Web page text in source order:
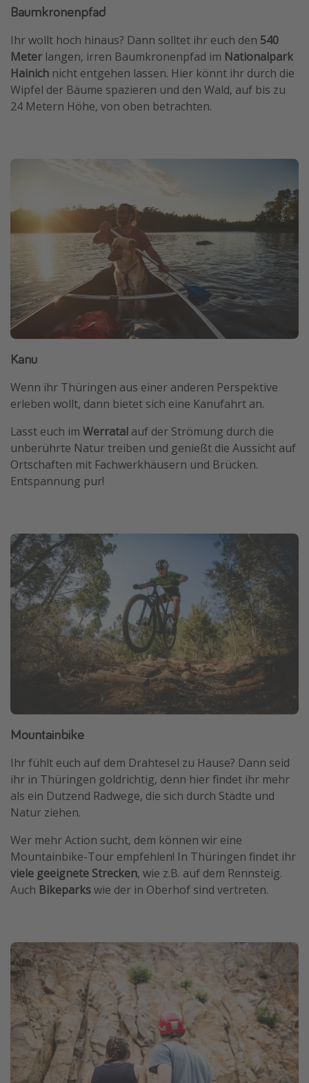
Baumkronenpfad
Ihr wollt hoch hinaus? Dann solltet ihr euch den 540
Meter langen, irren Baumkronenpfad im Nationalpark
Hainich nicht entgehen lassen. Hier könnt ihr durch die
Wipfel der Bäume spazieren und den Wald, auf bis zu
24 Metern Höhe, von oben betrachten.
Kanu
Wenn ihr Thüringen aus einer anderen Perspektive
erleben wollt, dann bietet sich eine Kanufahrt an.
Lasst euch im Werratal auf der Strömung durch die
unberührte Natur treiben und genießt die Aussicht auf
Ortschaften mit Fachwerkhäusern und Brücken.
Entspannung pur!
Mountainbike
Ihr fühlt euch auf dem Drahtesel zu Hause? Dann seid
ihr in Thüringen goldrichtig, denn hier findet ihr mehr
als ein Dutzend Radwege, die sich durch Städte und
Natur ziehen.
Wer mehr Action sucht, dem können wir eine
Mountainbike-Tour empfehlen! In Thüringen findet ihr
viele geeignete Strecken, wie z.B. auf dem Rennsteig.
Auch Bikeparkswie der in Oberhof sind vertreten.